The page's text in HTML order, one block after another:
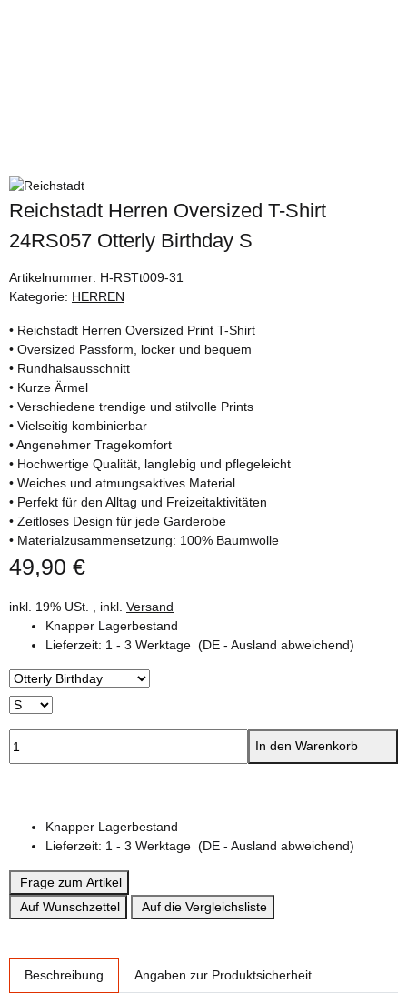
Reichstadt Herren Oversized T-Shirt
24RS057 Otterly Birthday S
Artikelnummer: H-RSTt009-31
Kategorie: HERREN
• Reichstadt Herren Oversized Print T-Shirt
• Oversized Passform, locker und bequem
• Rundhalsausschnitt
• Kurze Ärmel
• Verschiedene trendige und stilvolle Prints
• Vielseitig kombinierbar
• Angenehmer Tragekomfort
• Hochwertige Qualität, langlebig und pflegeleicht
• Weiches und atmungsaktives Material
• Perfekt für den Alltag und Freizeitaktivitäten
• Zeitloses Design für jede Garderobe
• Materialzusammensetzung: 100% Baumwolle
49,90 €
inkl. 19% USt. , inkl. Versand
Knapper Lagerbestand
Lieferzeit: 1 - 3 Werktage (DE - Ausland abweichend)
In den Warenkorb
Knapper Lagerbestand
Lieferzeit: 1 - 3 Werktage (DE - Ausland abweichend)
Frage zum Artikel
Auf Wunschzettel
Auf die Vergleichsliste
Beschreibung
Angaben zur Produktsicherheit